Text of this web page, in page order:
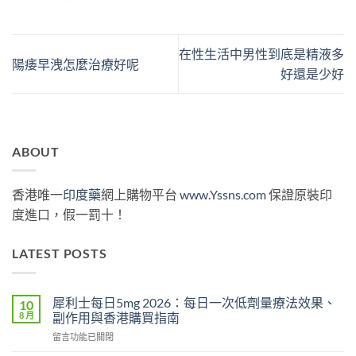
陽痿早洩怎麼治療好呢
在性生活中男性到底是精液多
好還是少好
ABOUT
香港唯一印度藥網上購物平台 www.Yssns.com保證原裝印
度進口，假一罰十！
LATEST POSTS
10
8 月
犀利士每日5mg 2026：每日一次低劑量療法效果、
副作用與香港購買指南
在
留言功能已關閉